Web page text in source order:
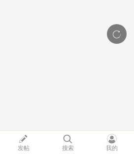
发帖 搜索 我的